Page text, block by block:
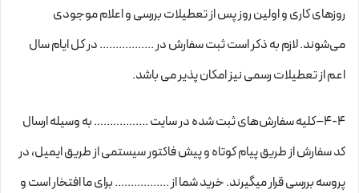
روزهای کاری و اولین روز پس از تعطیلات بررسی و اعلام موجودی
می‌‏شوند. لازم به ذکر است ثبت سفارش در ................. در کل ایام سال
اعم از تعطیلات رسمی نیز امکان پذیر می باشد.
4-۴–کلیه سفارش‌‏های ثبت شده در سایت ................. به وسیله ارسال
کد سفارش از طریق پیام کوتاه و پیش فاکتور سیستمی از طریق ایمیل، در
پروسه بررسی قرار میگیرند. خرید شما از ................. برای ما افتخار است و